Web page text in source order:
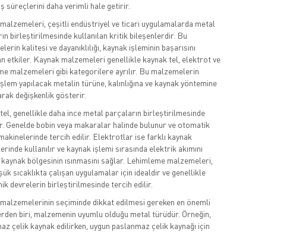
süreçlerini daha verimli hale getirir.
çeşitli endüstriyel ve ticari uygulamalarda metal
birleştirilmesinde kullanılan kritik bileşenlerdir. Bu
kalitesi ve dayanıklılığı, kaynak işleminin başarısını
etkiler. Kaynak malzemeleri genellikle kaynak tel, elektrot ve
malzemeleri gibi kategorilere ayrılır. Bu malzemelerin
yapılacak metalin türüne, kalınlığına ve kaynak yöntemine
değişkenlik gösterir.
genellikle daha ince metal parçaların birleştirilmesinde
Genelde bobin veya makaralar halinde bulunur ve otomatik
tercih edilir. Elektrotlar ise farklı kaynak
kullanılır ve kaynak işlemi sırasında elektrik akımını
bölgesinin ısınmasını sağlar. Lehimleme malzemeleri,
sıcaklıkta çalışan uygulamalar için idealdir ve genellikle
devrelerin birleştirilmesinde tercih edilir.
seçiminde dikkat edilmesi gereken en önemli
biri, malzemenin uyumlu olduğu metal türüdür. Örneğin,
çelik kaynak edilirken, uygun paslanmaz çelik kaynağı için